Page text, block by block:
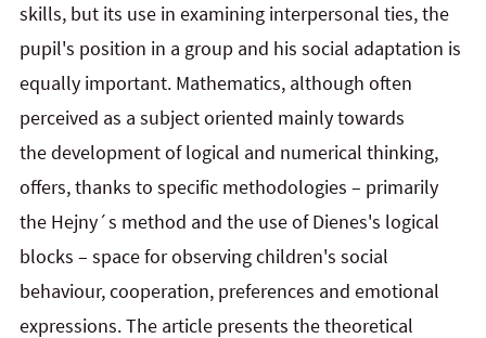
skills, but its use in examining interpersonal ties, the
pupil's position in a group and his social adaptation is
equally important. Mathematics, although often
perceived as a subject oriented mainly towards
thedevelopment of logical and numerical thinking,
offers, thanks to specific methodologies – primarily
the Hejny´s method and the use of Dienes's logical
blocks – space for observing children's social
behaviour, cooperation, preferences and emotional
expressions. The article presents thetheoretical